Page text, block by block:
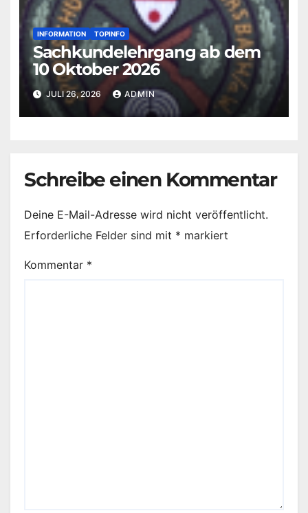
INFORMATION TOPINFO
Sachkundelehrgang ab dem
10 Oktober 2026
JULI 26, 2026 ADMIN
Schreibe einen Kommentar
Deine E-Mail-Adresse wird nicht veröffentlicht.
Erforderliche Felder sind mit * markiert
Kommentar *